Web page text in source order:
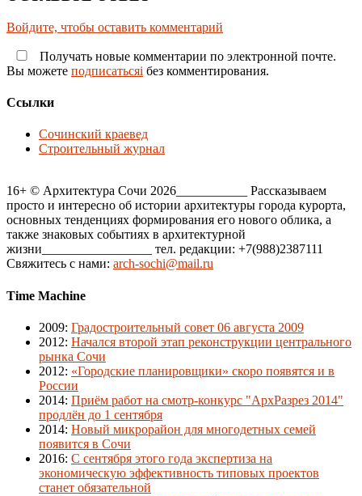
Войдите, чтобы оставить комментарий
Получать новые комментарии по электронной почте.
Вы можете подписатьсяi без комментирования.
Ссылки
Сочинский краевед
Строительный журнал
16+ © Архитектура Сочи 2026___________ Рассказываем
просто и интересно об истории архитектуры города курорта,
основных тенденциях формирования его нового облика, а
также знаковых событиях в архитектурной
жизни_________________ тел. редакции: +7(988)2387111
Свяжитесь с нами: arch-sochi@mail.ru
Time Machine
2009: Градостроительный совет 06 августа 2009
2012: Начался второй этап реконструкции центрального
рынка Сочи
2012: «Городские планировщики» скоро появятся и в
России
2014: Приём работ на смотр-конкурс "АрхРазрез 2014"
продлён до 1 сентября
2014: Новый микрорайон для многодетных семей
появится в Сочи
2016: С сентября этого года экспертиза на
экономическую эффективность типовых проектов
станет обязательной